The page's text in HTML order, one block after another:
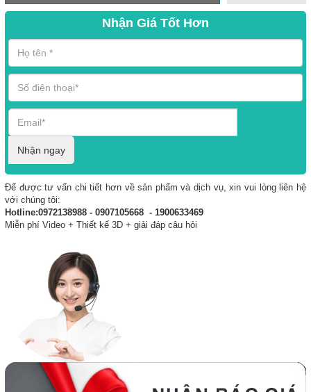
Nhận Giá Tốt Hơn
Nhận ngay
Để được tư vấn chi tiết hơn về sản phẩm và dịch vụ, xin vui lòng liên hệ
với chúng tôi:
Hotline:0972138988 - 0907105668 - 1900633469
Miễn phí Video + Thiết kế 3D + giải đáp câu hỏi